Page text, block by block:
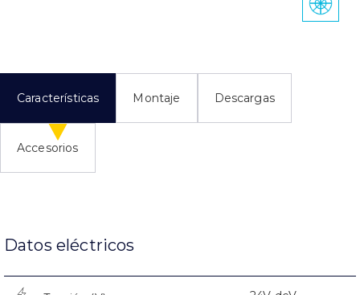
Características Montaje Descargas
Accesorios
Datos eléctricos